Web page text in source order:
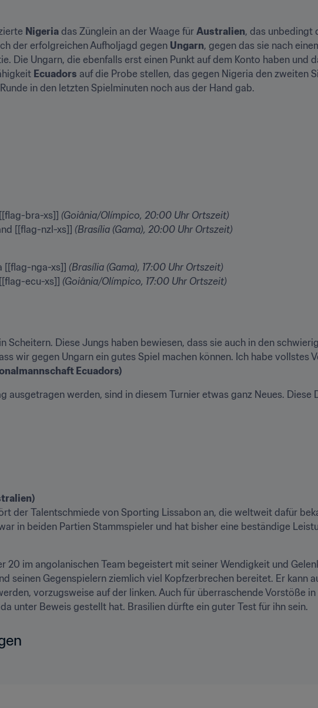
Nigeria das Zünglein an der Waage für Australien, das unbedingt
der erfolgreichen Aufholjagd gegen Ungarn, gegen das sie nach
Die Ungarn, die ebenfalls erst einen Punkt auf dem Konto haben und
Ecuadors auf die Probe stellen, das gegen Nigeria den zweiten
in den letzten Spielminuten noch aus der Hand gab.
bra-xs]] (Goiânia/Olímpico, 20:00 Uhr Ortszeit)
[[flag-nzl-xs]] (Brasília (Gama), 20:00 Uhr Ortszeit)
[[flag-nga-xs]] (Brasília (Gama), 17:00 Uhr Ortszeit)
ecu-xs]] (Goiânia/Olímpico, 17:00 Uhr Ortszeit)
Scheitern. Diese Jungs haben bewiesen, dass sie auch in den
Ecuadors)
ausgetragen werden, sind in diesem Turnier etwas ganz Neues. Diese
der Talentschmiede von Sporting Lissabon an, die weltweit dafür
in beiden Partien Stammspieler und hat bisher eine beständige
20 im angolanischen Team begeistert mit seiner Wendigkeit und
seinen Gegenspielern ziemlich viel Kopfzerbrechen bereitet. Er kann
vorzugsweise auf der linken. Auch für überraschende Vorstöße
unter Beweis gestellt hat. Brasilien dürfte ein guter Test für ihn sein.